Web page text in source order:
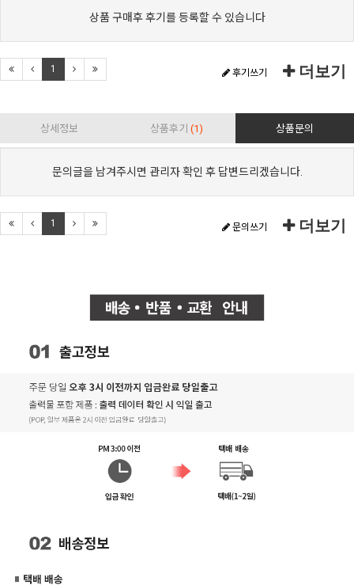
상품 구매후 후기를 등록할 수 있습니다
1 후기쓰기 더보기
상세정보 상품후기 (1) 상품문의
문의글을 남겨주시면 관리자 확인 후 답변드리겠습니다.
1 문의쓰기 더보기